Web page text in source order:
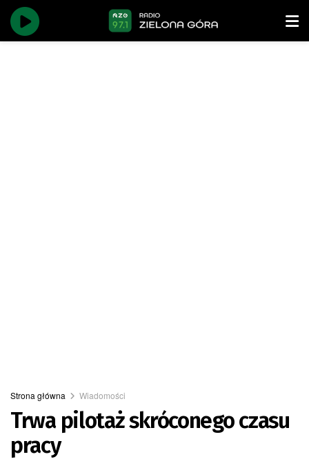
Strona główna Wiadomości
Trwa pilotaż skróconego czasu
pracy